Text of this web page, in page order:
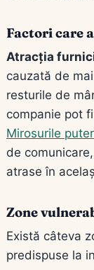
Factori care
Atracția
cauzată de
resturile de
companie pot
Mirosurile
de
atrase în
Zone
Există câteva
predispuse la